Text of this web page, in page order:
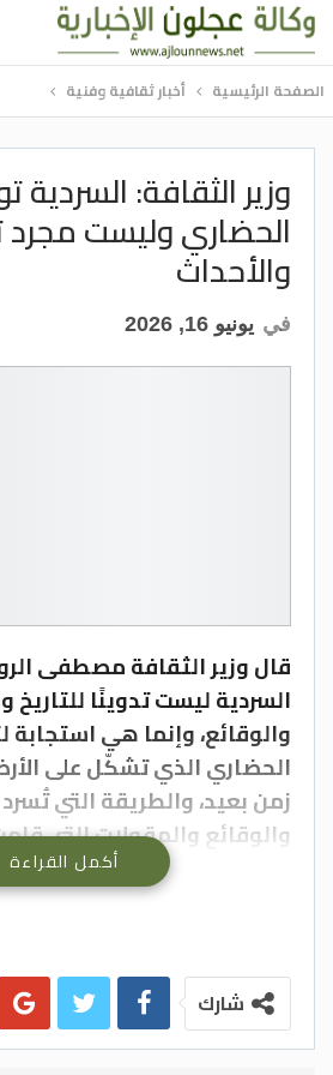
الصفحة الرئيسية أخبار ثقافية وفنية
وزير الثقافة: السردية
الحضاري وليست مجرد
والأحداث
في يونيو 16, 2026
قال وزير الثقافة مصطفى
السردية ليست تدوينًا للتاريخ
والوقائع، وإنما هي استجابة
الحضاري الذي تشكّل على
زمن بعيد، والطريقة التي
والوقائع والمقولات التي
حمور الرياضي بالتعاون مع
الكرك، مساء اليوم الاثنين،
الواقع في بلدة المنشية
أكمل القراءة
شارك